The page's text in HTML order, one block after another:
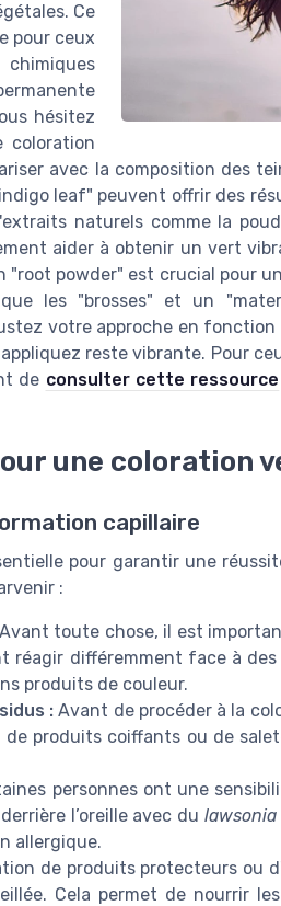
Ce
pour ceux
hésitez
coloration
avec la composition des
leaf" peuvent offrir des
naturels comme la
aider à obtenir un vert
"root powder" est crucial pour
les "brosses" et un
votre approche en
reste vibrante. Pour
de consulter cette ressource
une coloration
capillaire
pour garantir une
:
toute chose, il est
réagir différemment face à
produits de couleur.
: Avant de procéder à la
produits coiffants ou de
personnes ont une
l’oreille avec du
allergique.
de produits protecteurs ou
Cela permet de nourrir